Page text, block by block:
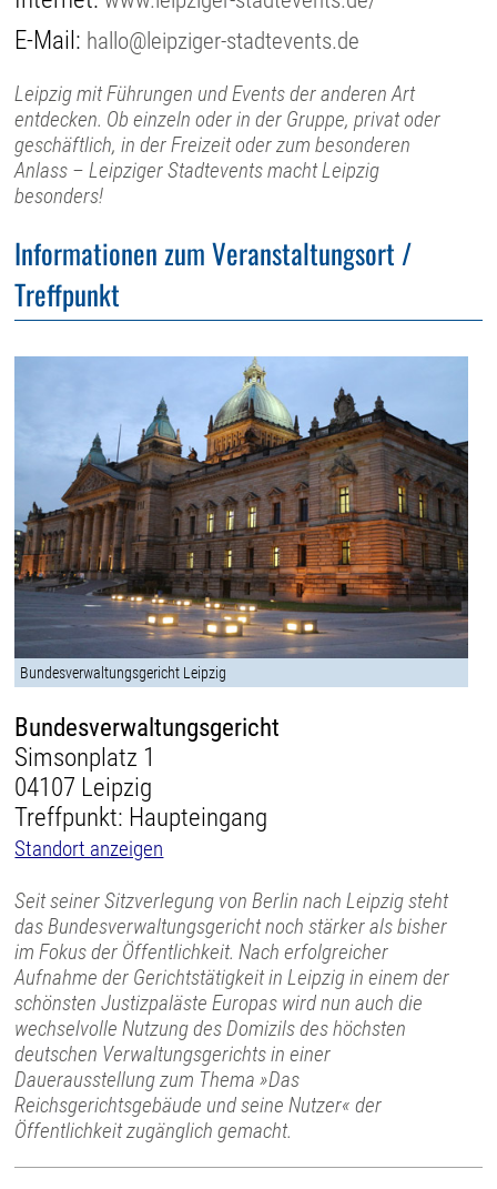
E-Mail: hallo@leipziger-stadtevents.de
Leipzig mit Führungen und Events der anderen Art
entdecken. Ob einzeln oder in der Gruppe, privat oder
geschäftlich, in der Freizeit oder zum besonderen
Anlass – Leipziger Stadtevents macht Leipzig
besonders!
Informationen zum Veranstaltungsort /
Treffpunkt
Bundesverwaltungsgericht Leipzig
Bundesverwaltungsgericht
Simsonplatz 1
04107 Leipzig
Treffpunkt: Haupteingang
Standort anzeigen
Seit seiner Sitzverlegung von Berlin nach Leipzig steht
das Bundesverwaltungsgericht noch stärker als bisher
im Fokus der Öffentlichkeit. Nach erfolgreicher
Aufnahme der Gerichtstätigkeit in Leipzig in einem der
schönsten Justizpaläste Europas wird nun auch die
wechselvolle Nutzung des Domizils des höchsten
deutschen Verwaltungsgerichts in einer
Dauerausstellung zum Thema »Das
Reichsgerichtsgebäude und seine Nutzer« der
Öffentlichkeit zugänglich gemacht.